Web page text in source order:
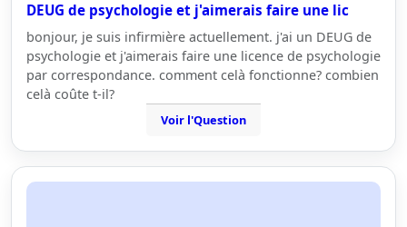
DEUG de psychologie et j'aimerais faire une lic
bonjour, je suis infirmière actuellement. j'ai un DEUG de
psychologie et j'aimerais faire une licence de psychologie
par correspondance. comment celà fonctionne? combien
celà coûte t-il?
Voir l'Question